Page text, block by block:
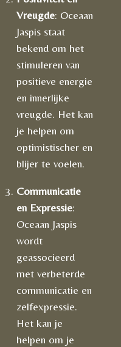
Vreugde: Oceaan
Jaspis staat
bekend om het
stimuleren van
positieve energie
en innerlijke
vreugde. Het kan
je helpen om
optimistischer en
blijer te voelen.
Communicatie
en Expressie:
Oceaan Jaspis
wordt
geassocieerd
met verbeterde
communicatie en
zelfexpressie.
Het kan je
helpen om je